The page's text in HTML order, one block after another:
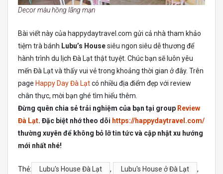
Decor màu hồng lãng mạn
Bài viết này của happydaytravel.com gửi cả nhà tham khảo
tiệm trà bánh Lubu’s Housesiêu ngon siêu dễ thương để
hành trình du lịch Đà Lạt thật tuyệt. Chúc bạn sẽ luôn yêu
mến Đà Lạt và thấy vui vẻ trong khoảng thời gian ở đây. Trên
page Happy Day Đà Lạtcó nhiều địa điểm đẹp với review
chân thực, mời bạn ghé tìm hiểu thêm.
Đừng quên chia sẻ trải nghiệm của bạn tại group Review
Đà Lạt. Đặc biệt nhớ theo dõi https://happydaytravel.com/
thường xuyên để không bỏ lỡ tin tức và cập nhật xu hướng
mới nhất nhé!
Thẻ: Lubu's House Đà Lạt , Lubu's House ở Đà Lạt ,